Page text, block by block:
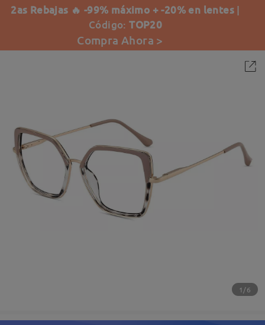
2as Rebajas 🔥 -99% máximo + -20% en lentes |
Código:TOP20
Compra Ahora >
1/6